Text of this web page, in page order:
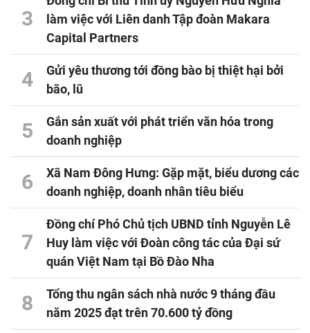
3
làm việc với Liên danh Tập đoàn Makara
Capital Partners
4
Gửi yêu thương tới đồng bào bị thiệt hại bởi
bão, lũ
5
Gắn sản xuất với phát triển văn hóa trong
doanh nghiệp
6
Xã Nam Đông Hưng: Gặp mặt, biểu dương các
doanh nghiệp, doanh nhân tiêu biểu
7
Đồng chí Phó Chủ tịch UBND tỉnh Nguyễn Lê
Huy làm việc với Đoàn công tác của Đại sứ
quán Việt Nam tại Bồ Đào Nha
8
Tổng thu ngân sách nhà nước 9 tháng đầu
năm 2025 đạt trên 70.600 tỷ đồng